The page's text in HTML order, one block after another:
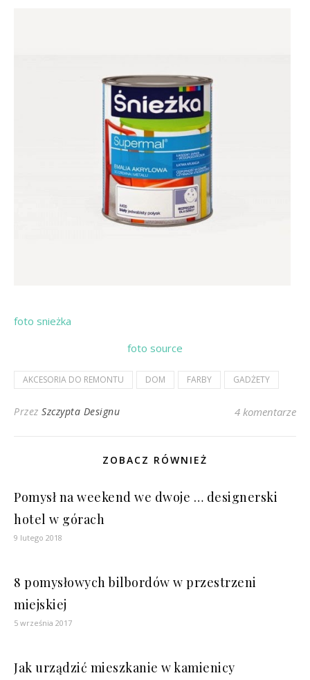
foto snieżka
foto source
AKCESORIA DO REMONTU DOM FARBY GADŻETY
Przez Szczypta Designu 4 komentarze
ZOBACZ RÓWNIEŻ
Pomysł na weekend we dwoje … designerski
hotel w górach
9 lutego 2018
8 pomysłowych bilbordów w przestrzeni
miejskiej
5 września 2017
Jak urządzić mieszkanie w kamienicy